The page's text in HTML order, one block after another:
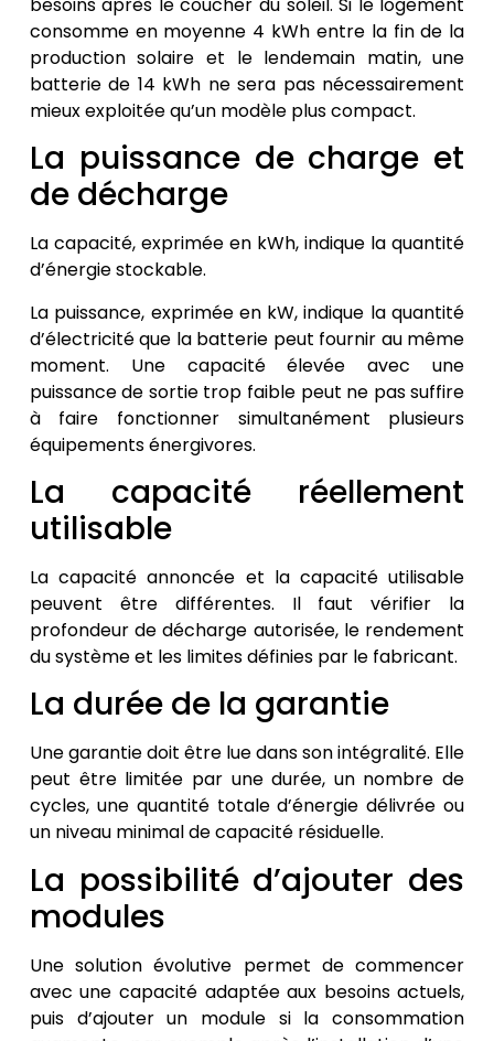
consomme en moyenne 4 kWh entre la fin de la
production solaire et le lendemain matin, une
batterie de 14 kWh ne sera pas nécessairement
mieux exploitée qu’un modèle plus compact.
La puissance de charge et
de décharge
La capacité, exprimée en kWh, indique la quantité
d’énergie stockable.
La puissance, exprimée en kW, indique la quantité
d’électricité que la batterie peut fournir au même
moment. Une capacité élevée avec une
puissance de sortie trop faible peut ne pas suffire
à faire fonctionner simultanément plusieurs
équipements énergivores.
La capacité réellement
utilisable
La capacité annoncée et la capacité utilisable
peuvent être différentes. Il faut vérifier la
profondeur de décharge autorisée, le rendement
du système et les limites définies par le fabricant.
La durée de la garantie
Une garantie doit être lue dans son intégralité. Elle
peut être limitée par une durée, un nombre de
cycles, une quantité totale d’énergie délivrée ou
un niveau minimal de capacité résiduelle.
La possibilité d’ajouter des
modules
Une solution évolutive permet de commencer
avec une capacité adaptée aux besoins actuels,
puis d’ajouter un module si la consommation